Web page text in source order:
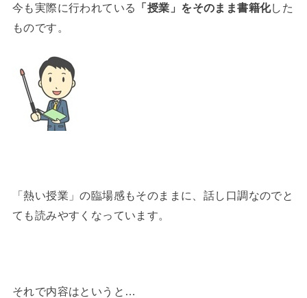
今も実際に行われている 「授業」をそのまま書籍化した
ものです。
「熱い授業」の臨場感もそのままに、話し口調なのでと
ても読みやすくなっています。
それで内容はというと…